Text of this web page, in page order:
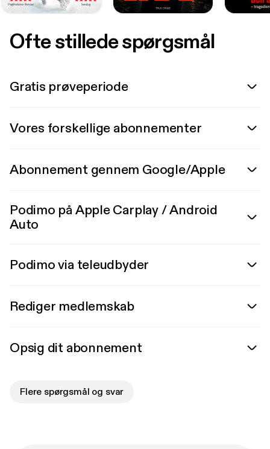
Ofte stillede spørgsmål
Gratis prøveperiode
Vores forskellige abonnementer
Abonnement gennem Google/Apple
Podimo på Apple Carplay / Android
Auto
Podimo via teleudbyder
Rediger medlemskab
Opsig dit abonnement
Flere spørgsmål og svar